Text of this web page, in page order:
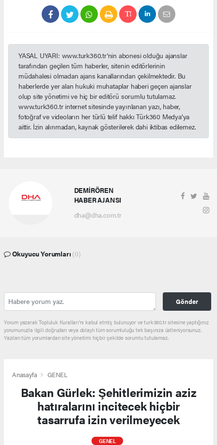
YASAL UYARI: www.turk360.tr'nin abonesi olduğu ajanslar
tarafından geçilen tüm haberler, sitenin editörlerinin
müdahalesi olmadan ajans kanallarından çekilmektedir. Bu
haberlerde yer alan hukuki muhataplar haberi geçen ajanslar
olup site yönetimi ve hiç bir editörü sorumlu tutulamaz.
www.turk360.tr internet sitesinde yayınlanan yazı, haber,
fotoğraf ve videoların her türlü telif hakkı Türk360 Medya'ya
aittir. İzin alınmadan, kaynak gösterilerek dahi iktibas edilemez.
DEMİRÖREN
HABER AJANSI
dha@dha.com.tr
Okuyucu Yorumları (0)
Gönder
Yorum yazarak Topluluk Kuralları’nı kabul etmiş bulunuyor ve turk360.tr sitesine yaptığınız
yorumunuzla ilgili doğrudan veya dolaylı tüm sorumluluğu tek başınıza üstleniyorsunuz.
Yazılan tüm yorumlardan site yönetimi hiçbir şekilde sorumlu tutulamaz.
Anasayfa GENEL
Bakan Gürlek: Şehitlerimizin aziz
hatıralarını incitecek hiçbir
tasarrufa izin verilmeyecek
GENEL